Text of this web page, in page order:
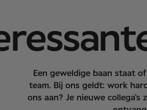
Een geweldige baan staat
team. Bij ons geldt: work
ons aan? Je nieuwe collega’s